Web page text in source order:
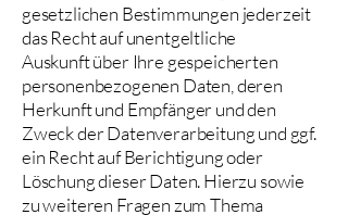
gesetzlichen Bestimmungen jederzeit
das Recht auf unentgeltliche
Auskunft über Ihre gespeicherten
personenbezogenen Daten, deren
Herkunft und Empfänger und den
Zweck der Datenverarbeitung und ggf.
ein Recht auf Berichtigung oder
Löschung dieser Daten. Hierzu sowie
zu weiteren Fragen zum Thema